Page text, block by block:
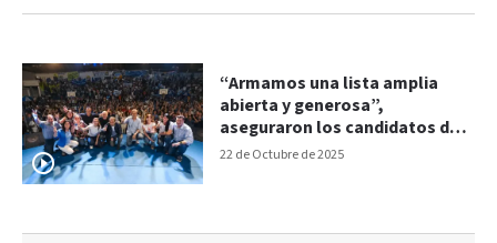
22 de Octubre de 2025
“Armamos una lista amplia
abierta y generosa”,
aseguraron los candidatos de
Fuerza Entre Ríos